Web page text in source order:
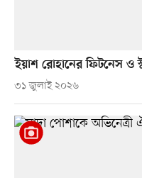
ইয়াশ রোহানের ফিটনেস ও
৩১ জুলাই ২০২৬